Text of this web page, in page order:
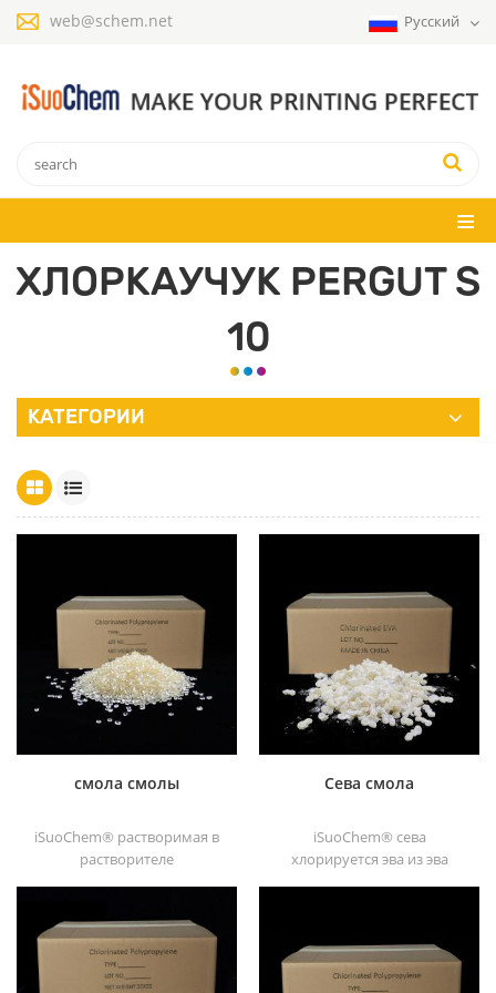
web@schem.net Русский
ХЛОРКАУЧУК PERGUT S
10
КАТЕГОРИИ
смола смолы
iSuoChem® растворимая в
растворителе
растворимый в
растворителе
хлорированный
Сева смола
iSuoChem® сева
хлорируется эва из эва
растворителе, таком как
толуол, сложный эфир и т. д.